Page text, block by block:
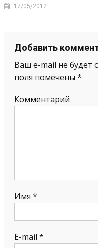
17/05/2012
Добавить
Ваш e-mail не будет
поля помечены *
Комментарий
Имя *
E-mail *